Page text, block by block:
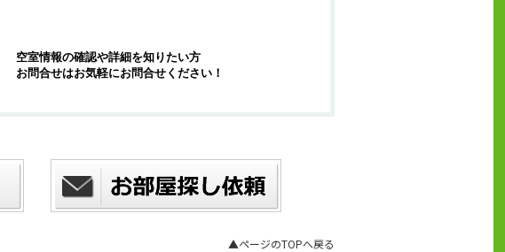
空室情報の確認や詳細を知りたい方
お問合せはお気軽にお問合せください！
▲ページのTOPへ戻る